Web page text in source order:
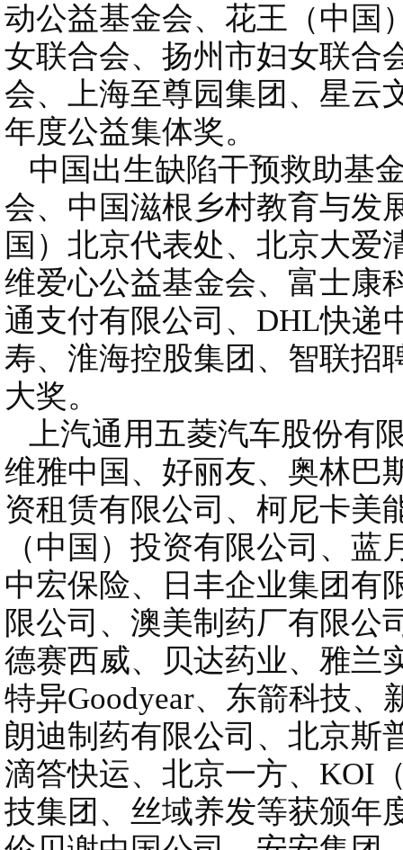
动公益基金会、花王（中国
女联合会、扬州市妇女联合
会、上海至尊园集团、星云
年度公益集体奖。
中国出生缺陷干预救助基
会、中国滋根乡村教育与发
国）北京代表处、北京大爱
维爱心公益基金会、富士康
通支付有限公司、DHL快递
寿、淮海控股集团、智联招
大奖。
上汽通用五菱汽车股份有
维雅中国、好丽友、奥林巴
资租赁有限公司、柯尼卡美
（中国）投资有限公司、
中宏保险、日丰企业集团有
限公司、澳美制药厂有限公
德赛西威、贝达药业、雅兰
特异Goodyear、东箭科技
朗迪制药有限公司、北京斯
滴答快运、北京一方、KOI
技集团、丝域养发等获颁年